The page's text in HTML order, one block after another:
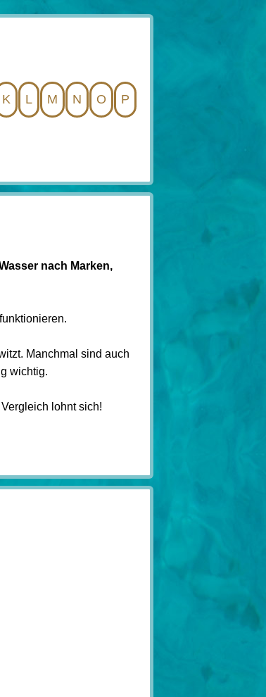
K L M N O P
nach Marken,
Manchmal sind auch
wichtig.
lohnt sich!